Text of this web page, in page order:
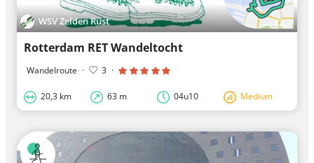
WSV Zelden Rust
Rotterdam RET Wandeltocht
Wandelroute · 3 ·
20,3 km 63 m 04u10 Medium